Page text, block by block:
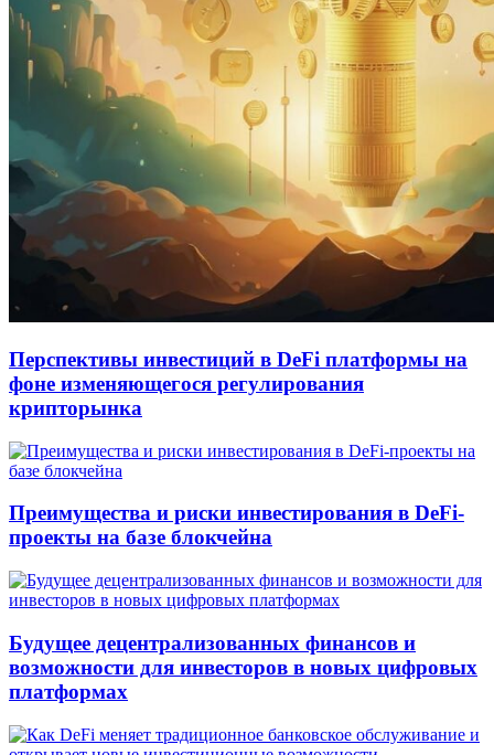
Перспективы инвестиций в DeFi платформы на
фоне изменяющегося регулирования
крипторынка
Преимущества и риски инвестирования в DeFi-
проекты на базе блокчейна
Будущее децентрализованных финансов и
возможности для инвесторов в новых цифровых
платформах